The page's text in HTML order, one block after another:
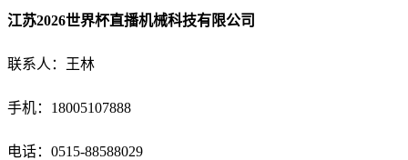
江苏2026世界杯直播机械科技有限公司
联系人：王林
手机：18005107888
电话： 0515-88588029